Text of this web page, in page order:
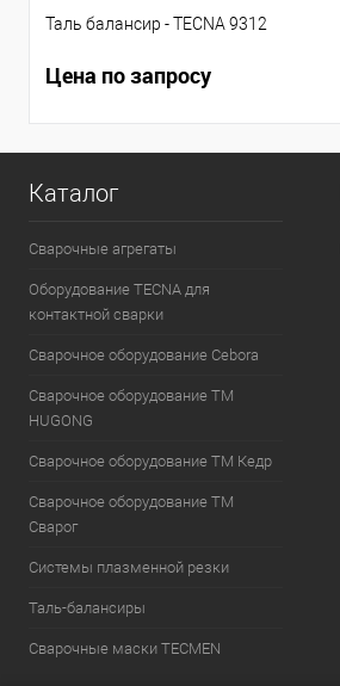
Таль балансир - TECNA 9312
Цена по запросу
Каталог
Сварочные агрегаты
Оборудование TECNA для
контактной сварки
Сварочное оборудование Cebora
Сварочное оборудование ТМ
HUGONG
Сварочное оборудование ТМ Кедр
Сварочное оборудование ТМ
Сварог
Системы плазменной резки
Таль-балансиры
Cварочные маски TECMEN